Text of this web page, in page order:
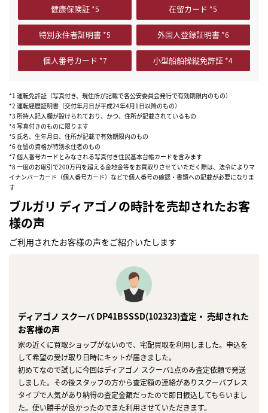
健康保険証 在留カード
特別永住者証明書 外国人登録証明書
個人番号カード 小型船舶操縦免許証
*1 運転免許証（写真付き、現住所が記載で各公安委員会発行で有効期限内のもの）
*2 運転経歴証明書（交付年月日が平成24年4月1日以降のもの）
*3 所持人記入欄が設けられており、かつ、住所が記載されているもの
*4 写真付きのものに限ります
*5 氏名、生年月日、住所が記載で有効期限内のもの
*6 在留の資格が特別永住者のもの
*7 個人番号カードとみなされる写真付き住民基本台帳カードを含みます
*8 一度のお取引で200万円を超える金地金等をお買取りさせていただく際は、法令によりマ
イナンバーカード（個人番号カード）などで個人番号の確認・書類への記載が必要になりま
す
ブルガリ ディアゴノの時計を売却されたお客
様の声
ご利用されたお客様の声をご紹介いたします
ディアゴノ スクーバ DP41BSSSD(102323)査定・ 売却された
お客様の声
家の近くに買取ショップがないので、宅配買取を利用しました。申込を
して希望の受け取り日時にキットが届きました。
初めてなので試しに今回はディアゴノ スクーバ1点のみ査定依頼で発送
しました。その後スタッフの方から査定額の連絡がありスクーバブレス
タイプで人気があり納得の査定金額だったので即日振込してもらいまし
た。使い勝手が良かったのでまた利用させていただきます。